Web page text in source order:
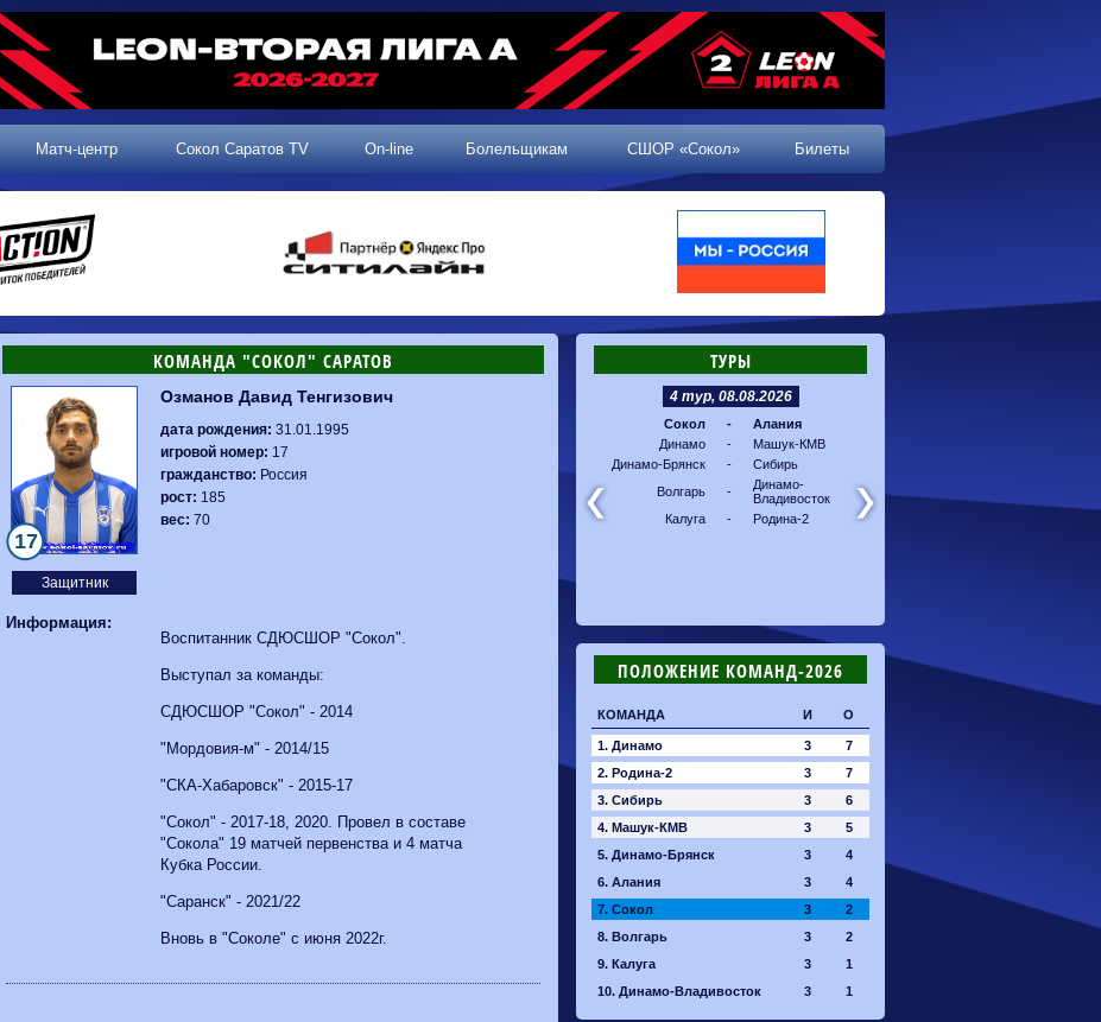
Матч-центр Сокол Саратов TV On-line Болельщикам СШОР «Сокол» Билеты
КОМАНДА "СОКОЛ" САРАТОВ
Защитник
17
Озманов Давид Тенгизович
дата рождения: 31.01.1995
игровой номер: 17
гражданство: Россия
рост: 185
вес: 70
Информация:
Воспитанник СДЮСШОР "Сокол".
Выступал за команды:
СДЮСШОР "Сокол" - 2014
"Мордовия-м" - 2014/15
"СКА-Хабаровск" - 2015-17
"Сокол" - 2017-18, 2020. Провел в составе
"Сокола" 19 матчей первенства и 4 матча
Кубка России.
"Саранск" - 2021/22
Вновь в "Соколе" с июня 2022г.
ТУРЫ
2 тур, 25.07.2026
Родина-2
Динамо-
Владивосток
2 тур, 26.07.2026
Сокол 0-1
Динамо
Динамо-Брянск
0-4
Алания
Волгарь
1-2
Калуга
0-1 Сибирь
3 тур, 02.08.2026 4 тур, 08.08.2026
Сокол -
Алания
Динамо
-
Машук-КМВ
Динамо-Брянск
-
Сибирь
Волгарь
-
Динамо-
Владивосток
Калуга
- Родина-2
Сибирь
ПОЛОЖЕНИЕ КОМАНД-2026
КОМАНДА И О
1. Динамо 3
7
2. Родина-2
3
7
3. Сибирь
3
6
4. Машук-КМВ
3
5
5. Динамо-Брянск
3
4
6. Алания
3
4
7. Сокол
3
2
8. Волгарь
3
2
9. Калуга
3
1
10. Динамо-Владивосток
3 1